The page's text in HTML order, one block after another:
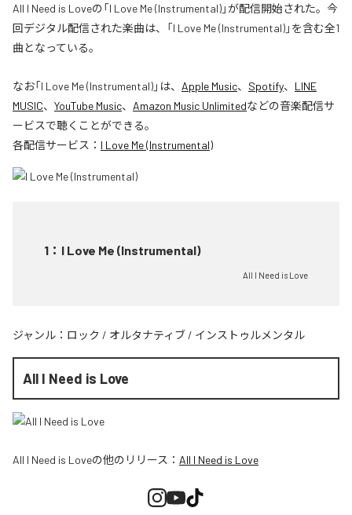
All I Need is Loveの「I Love Me (Instrumental)」が配信開始された。今
回デジタル配信された楽曲は、「I Love Me (Instrumental)」を含む全1
曲となっている。
なお「I Love Me (Instrumental)」は、 Apple Music、 Spotify、 LINE
MUSIC、 YouTube Music、 Amazon Music Unlimitedなどの音楽配信サ
ービスで聴くことができる。
各配信サービス： I Love Me (Instrumental)
1 ： I Love Me (Instrumental)
All I Need is Love
ジャンル： ロック / オルタナティブ / インストゥルメンタル
All I Need is Love
All I Need is Loveの他のリリース： All I Need is Love